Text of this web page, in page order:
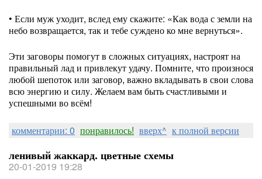
• Если муж уходит, вслед ему скажите: «Как вода с земли на
небо возвращается, так и тебе суждено ко мне вернуться».
Эти заговоры помогут в сложных ситуациях, настроят на
правильный лад и привлекут удачу. Помните, что произнося
любой шепоток или заговор, важно вкладывать в свои слова
всю энергию и силу. Желаем вам быть счастливыми и
успешными во всём!
комментарии: 0 понравилось! вверх^ к полной версии
ленивый жаккард. цветные схемы
20-01-2019 19:28